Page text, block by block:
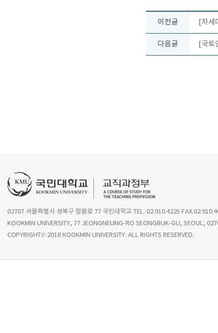
이전글 [차세
다음글 [국토
02707 서울특별시 성북구 정릉로 77 국민대학교 TEL. 02.910.4225
KOOKMIN UNIVERSITY, 77 JEONGNEUNG-RO SEONGBUK-GU, SEOUL,
COPYRIGHT© 2018 KOOKMIN UNIVERSITY. ALL RIGHTS RESERVED.